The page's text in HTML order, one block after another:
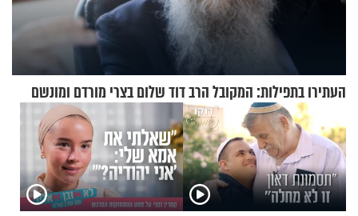
העתירו בתפילות: המקובל הרב דוד שלום בצרי מורדם ומונשם